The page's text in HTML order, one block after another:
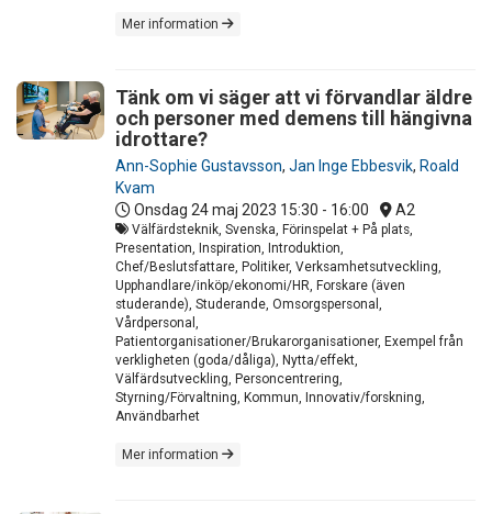
Mer information
Tänk om vi säger att vi förvandlar äldre
och personer med demens till hängivna
idrottare?
Ann-Sophie Gustavsson, Jan Inge Ebbesvik, Roald
Kvam
Onsdag 24 maj 2023 15:30 - 16:00 A2
Välfärdsteknik, Svenska, Förinspelat + På plats,
Presentation, Inspiration, Introduktion,
Chef/Beslutsfattare, Politiker, Verksamhetsutveckling,
Upphandlare/inköp/ekonomi/HR, Forskare (även
studerande), Studerande, Omsorgspersonal,
Vårdpersonal,
Patientorganisationer/Brukarorganisationer, Exempel från
verkligheten (goda/dåliga), Nytta/effekt,
Välfärdsutveckling, Personcentrering,
Styrning/Förvaltning, Kommun, Innovativ/forskning,
Användbarhet
Mer information